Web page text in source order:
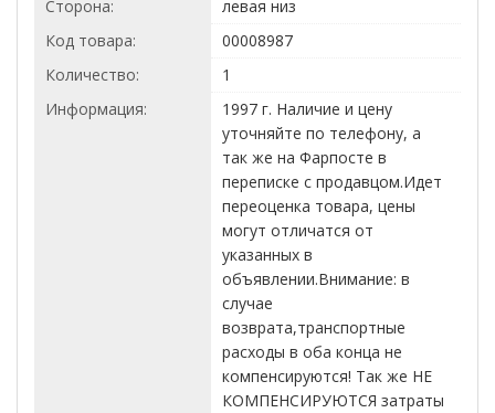
Сторона:
левая низ
Код товара:
00008987
Количество:
1
Информация:
1997 г. Наличие и цену
уточняйте по телефону, а
так же на Фарпосте в
переписке с продавцом.Идет
переоценка товара, цены
могут отличатся от
указанных в
объявлении.Внимание: в
случае
возврата,транспортные
расходы в оба конца не
компенсируются! Так же НЕ
КОМПЕНСИРУЮТСЯ затраты